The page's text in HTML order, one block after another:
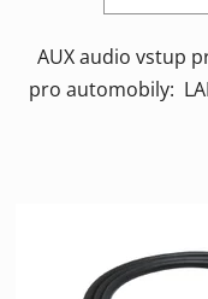
AUX audio vstup
pro automobily: